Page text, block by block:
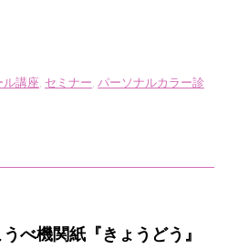
ル講座, セミナー, パーソナルカラー診
べ機関紙『きょうどう』